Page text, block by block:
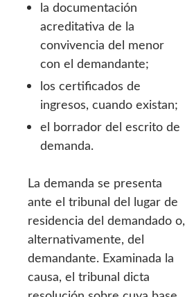
la documentación
acreditativa de la
convivencia del menor
con el demandante;
los certificados de
ingresos, cuando existan;
el borrador del escrito de
demanda.
La demanda se presenta
ante el tribunal del lugar de
residencia del demandado o,
alternativamente, del
demandante. Examinada la
causa, el tribunal dicta